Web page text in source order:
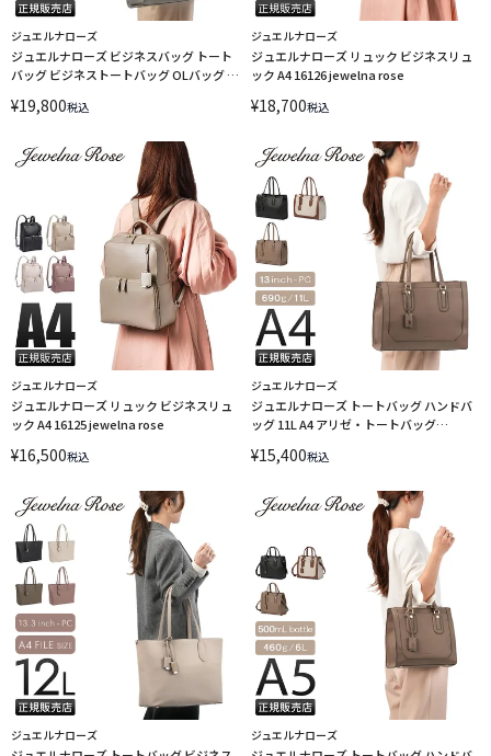
ジュエルナローズ
ジュエルナローズ ビジネスバッグ トート
バッグ ビジネストートバッグ OLバッグ 横
¥19,800税込
ジュエルナローズ
ジュエルナローズ リュック ビジネスリュ
ック A4 16126 jewelna rose
¥18,700税込
ジュエルナローズ
ジュエルナローズ リュック ビジネスリュ
ック A4 16125 jewelna rose
¥16,500税込
ジュエルナローズ
ジュエルナローズ トートバッグ ハンドバ
ッグ 11L A4 アリゼ・トートバッグ
¥15,400税込
ジュエルナローズ ジュエルナローズ